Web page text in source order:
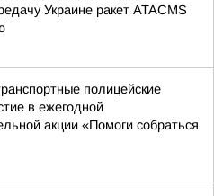
Украине ракет ATACMS
полицейские
в ежегодной
акции «Помоги собраться